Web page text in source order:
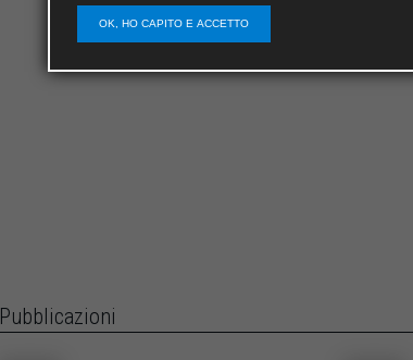
Pubblicazioni
OK, HO CAPITO E ACCETTO